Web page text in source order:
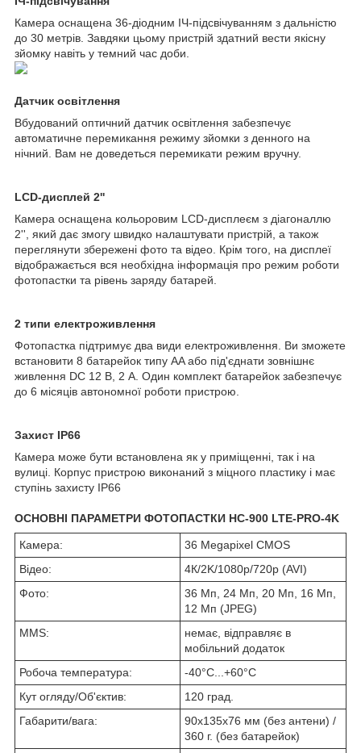
Камера оснащена 36-діодним ІЧ-підсвічуванням з дальністю
до 30 метрів. Завдяки цьому пристрій здатний вести якісну
зйомку навіть у темний час доби.
Датчик освітлення
Вбудований оптичний датчик освітлення забезпечує
автоматичне перемикання режиму зйомки з денного на
нічний. Вам не доведеться перемикати режим вручну.
LCD-дисплей 2''
Камера оснащена кольоровим LCD-дисплеєм з діагоналлю
2'', який дає змогу швидко налаштувати пристрій, а також
переглянути збережені фото та відео. Крім того, на дисплеї
відображається вся необхідна інформація про режим роботи
фотопастки та рівень заряду батарей.
2 типи електроживлення
Фотопастка підтримує два види електроживлення. Ви зможете
встановити 8 батарейок типу AA або під'єднати зовнішнє
живлення DC 12 В, 2 А. Один комплект батарейок забезпечує
до 6 місяців автономної роботи пристрою.
Захист IP66
Камера може бути встановлена як у приміщенні, так і на
вулиці. Корпус пристрою виконаний з міцного пластику і має
ступінь захисту IP66
ОСНОВНІ ПАРАМЕТРИ ФОТОПАСТКИ HC-900 LTE-PRO-4K
Камера:
36 Megapixel CMOS
Відео:
4К/2K/1080p/720p (AVI)
Фото:
36 Мп, 24 Мп, 20 Мп, 16 Мп,
12 Мп (JPEG)
MMS:
немає, відправляє в
мобільний додаток
Робоча температура:
-40°C...+60°C
Кут огляду/Об'єктив:
120 град.
Габарити/вага:
90x135x76 мм (без антени) /
360 г. (без батарейок)